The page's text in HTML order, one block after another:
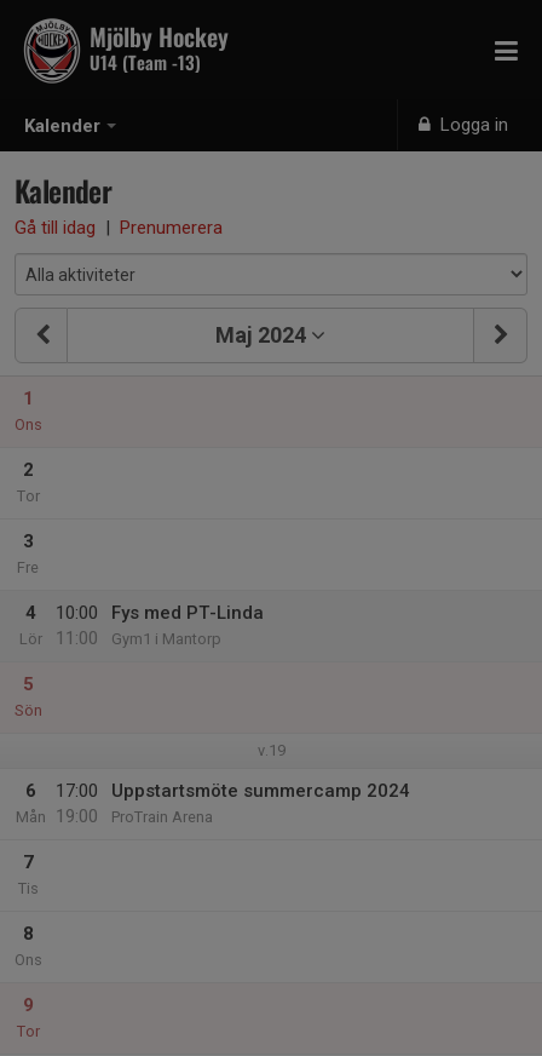
Kalender Logga in
Mjölby Hockey
U14 (Team -13)
Kalender
Gå till idag | Prenumerera
Maj 2024
1
Ons
2
Tor
3
Fre
4
Lör
10:00
11:00
Fys med PT-Linda
Gym1 i Mantorp
5
Sön
v.19
6
Mån
17:00
19:00
Uppstartsmöte summercamp 2024
ProTrain Arena
7
Tis
8
Ons
9
Tor